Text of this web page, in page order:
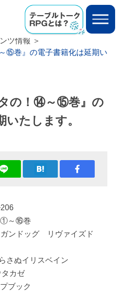
ツ情報
⑮巻』の電子書籍化は延期い
タの！⑭～⑮巻』の
いたします。
①～⑯巻
ンドッグ リヴァイズド
さぬイリスベイン
カゼ
ブック